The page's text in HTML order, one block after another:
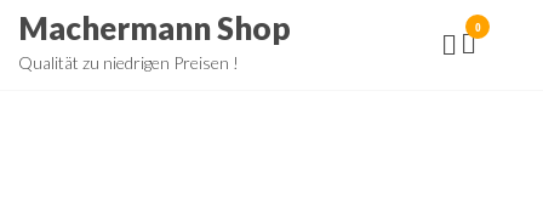
ZumMachermann Shop
Qualität zu niedrigen Preisen !
0